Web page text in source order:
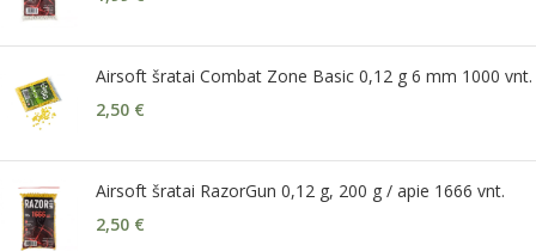
Airsoft šratai Combat Zone Basic 0,12 g 6 mm 1000 vnt.
2,50 €
Airsoft šratai RazorGun 0,12 g, 200 g / apie 1666 vnt.
2,50 €